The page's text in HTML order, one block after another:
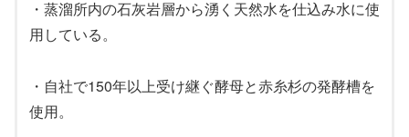
・蒸溜所内の石灰岩層から湧く天然水を仕込み水に使
用している。
・自社で150年以上受け継ぐ酵母と赤糸杉の発酵槽を
使用。